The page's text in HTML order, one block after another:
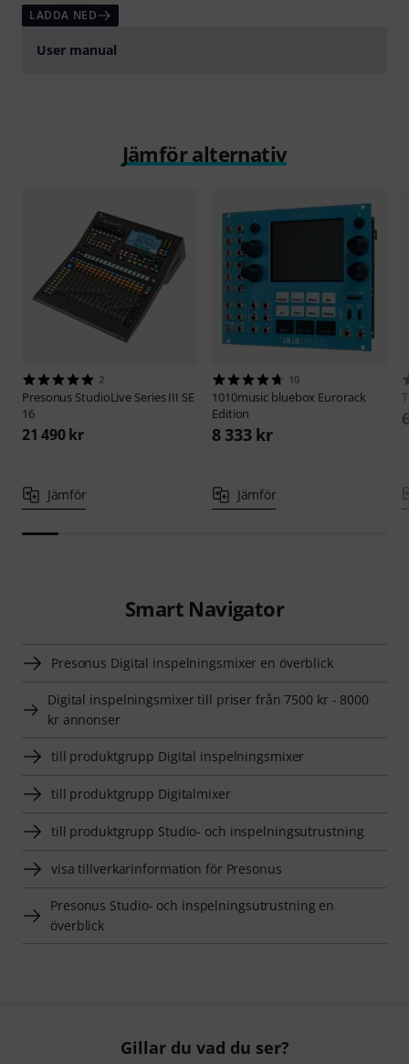
LADDA NED
User manual
Jämför alternativ
2
Presonus StudioLive Series III SE
16
21 490 kr
Jämför
10
1010music bluebox Eurorack
Edition
8 333 kr
Jämför
Smart Navigator
Presonus Digital inspelningsmixer en överblick
Digital inspelningsmixer till priser från 7500 kr - 8000
kr annonser
till produktgrupp Digital inspelningsmixer
till produktgrupp Digitalmixer
till produktgrupp Studio- och inspelningsutrustning
visa tillverkarinformation för Presonus
Presonus Studio- och inspelningsutrustning en
överblick
Gillar du vad du ser?